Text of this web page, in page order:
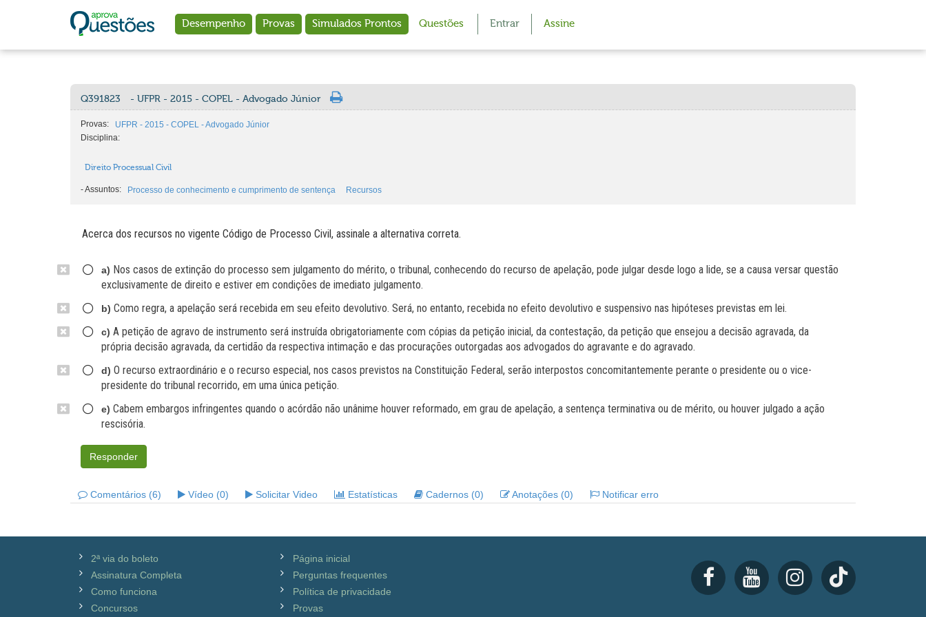
Desempenho Provas Simulados Prontos Questões Entrar Assine
Q391823 - UFPR - 2015 - COPEL - Advogado Júnior
Provas:
UFPR - 2015 - COPEL - Advogado Júnior
Disciplina:
Direito Processual Civil
-Assuntos: Processo de conhecimento e cumprimento de sentença Recursos
Acerca dos recursos no vigente Código de Processo Civil, assinale a alternativa correta.
a) Nos casos de extinção do processo sem julgamento do mérito, o tribunal, conhecendo do recurso de apelação, pode julgar desde logo a lide, se a causa versar questão
exclusivamente de direito e estiver em condições de imediato julgamento.
b) Como regra, a apelação será recebida em seu efeito devolutivo. Será, no entanto, recebida no efeito devolutivo e suspensivo nas hipóteses previstas em lei.
c) A petição de agravo de instrumento será instruída obrigatoriamente com cópias da petição inicial, da contestação, da petição que ensejou a decisão agravada, da
própria decisão agravada, da certidão da respectiva intimação e das procurações outorgadas aos advogados do agravante e do agravado.
d) O recurso extraordinário e o recurso especial, nos casos previstos na Constituição Federal, serão interpostos concomitantemente perante o presidente ou o vice-
presidente do tribunal recorrido, em uma única petição.
e) Cabem embargos infringentes quando o acórdão não unânime houver reformado, em grau de apelação, a sentença terminativa ou de mérito, ou houver julgado a ação
rescisória.
Responder
Comentários (6) Vídeo (0) Solicitar Video Estatísticas Cadernos (0) Anotações (0) Notificar erro
2ª via do boleto
Assinatura Completa
Como funciona
Concursos
Página inicial
Perguntas frequentes
Política de privacidade
Provas